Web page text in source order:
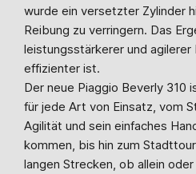
wurde ein versetzter Zylinder
Reibung zu verringern. Das
leistungsstärkerer und agilerer
effizienter ist.
Der neue Piaggio Beverly 310
für jede Art von Einsatz, vom
Agilität und sein einfaches
kommen, bis hin zum
langen Strecken, ob allein